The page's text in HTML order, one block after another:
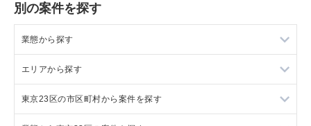
別の案件を探す
業態から探す
ラーメンの居抜き売却物件の案件一覧
フランス料理の居抜き売却物件の案件一覧
エリアから探す
東京23区の飲食店の居抜き売却物件の案件一覧
東京23区の市区町村から案件を探す